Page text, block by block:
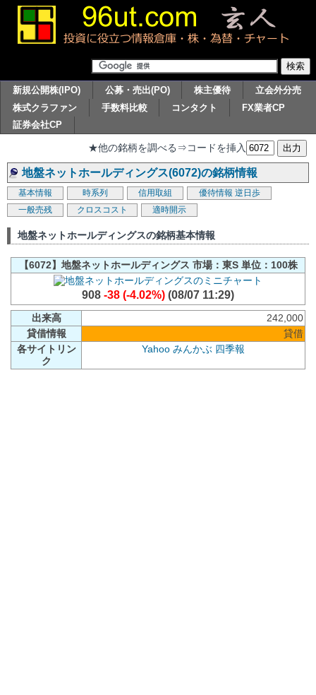
新規公開株(IPO) 公募・売出(PO) 株主優待
立会外分売
株式クラファン
手数料比較 コンタクト
FX業者CP
証券会社CP
★他の銘柄を調べる⇒コードを挿入
地盤ネットホールディングス(6072)の銘柄情報
基本情報 時系列 信用取組 優待情報 逆日歩
一般売残
クロスコスト 適時開示
地盤ネットホールディングスの銘柄基本情報
【6072】地盤ネットホールディングス 市場：東S 単位：100株
908 -38 (-4.02%) (08/07 11:29)
出来高
242,000
貸借情報
貸借
各サイトリン
ク
Yahoo みんかぶ 四季報